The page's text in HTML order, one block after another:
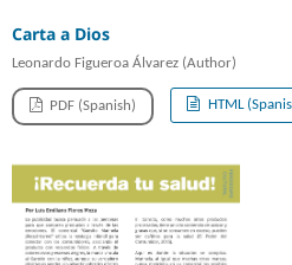
Carta a Dios
Leonardo Figueroa Álvarez (Author)
PDF (Spanish) HTML